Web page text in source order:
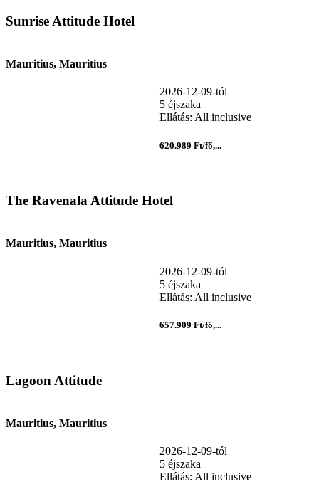
Sunrise Attitude Hotel
Mauritius, Mauritius
2026-12-09-tól
5 éjszaka
Ellátás: All inclusive
620.989 Ft/fő,...
The Ravenala Attitude Hotel
Mauritius, Mauritius
2026-12-09-tól
5 éjszaka
Ellátás: All inclusive
657.909 Ft/fő,...
Lagoon Attitude
Mauritius, Mauritius
2026-12-09-tól
5 éjszaka
Ellátás: All inclusive